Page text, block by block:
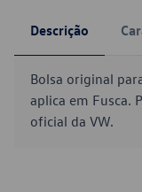
Descrição
Bolsa original
aplica em Fusca.
oficial da VW.